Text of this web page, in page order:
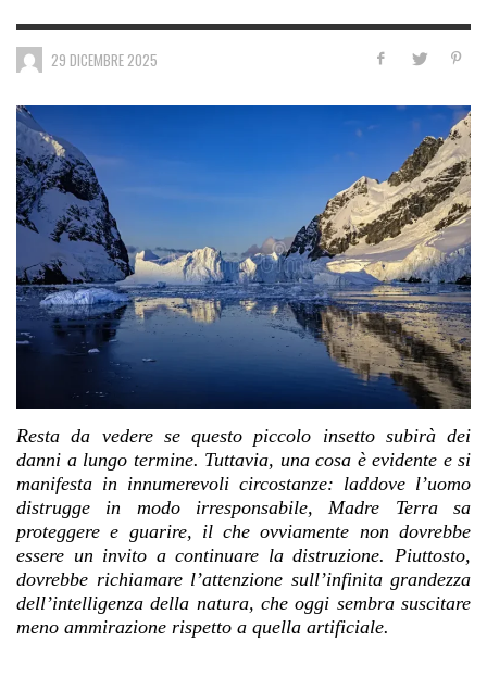
29 DICEMBRE 2025
Resta da vedere se questo piccolo insetto subirà dei
danni a lungo termine. Tuttavia, una cosa è evidente e si
manifesta in innumerevoli circostanze: laddove l’uomo
distrugge in modo irresponsabile, Madre Terra sa
proteggere e guarire, il che ovviamente non dovrebbe
essere un invito a continuare la distruzione. Piuttosto,
dovrebbe richiamare l’attenzione sull’infinita grandezza
dell’intelligenza della natura, che oggi sembra suscitare
meno ammirazione rispetto a quella artificiale.